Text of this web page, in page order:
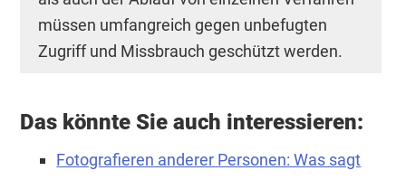
müssen umfangreich gegen unbefugten
Zugriff und Missbrauch geschützt werden.
Das könnte Sie auch interessieren:
Fotografieren anderer Personen: Was sagt